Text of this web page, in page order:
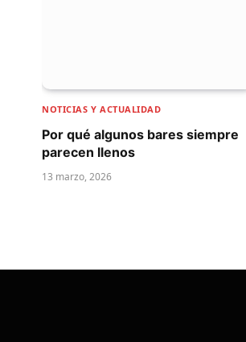
NOTICIAS Y ACTUALIDAD
Por qué algunos bares siempre
parecen llenos
13 marzo, 2026